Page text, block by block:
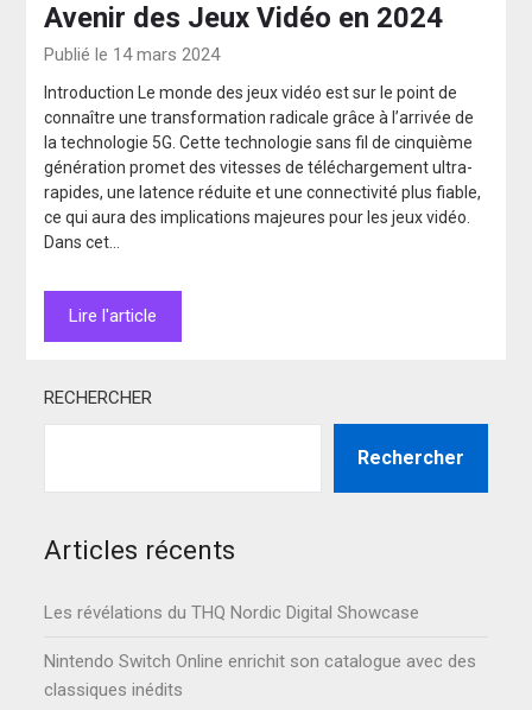
Avenir des Jeux Vidéo en 2024
Publié le 14 mars 2024
Introduction Le monde des jeux vidéo est sur le point de
connaître une transformation radicale grâce à l’arrivée de
la technologie 5G. Cette technologie sans fil de cinquième
génération promet des vitesses de téléchargement ultra-
rapides, une latence réduite et une connectivité plus fiable,
ce qui aura des implications majeures pour les jeux vidéo.
Dans cet…
Lire l'article
RECHERCHER
Rechercher
Articles récents
Les révélations du THQ Nordic Digital Showcase
Nintendo Switch Online enrichit son catalogue avec des
classiques inédits